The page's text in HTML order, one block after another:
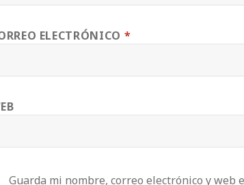
ELECTRÓNICO *
Guarda mi nombre, correo electrónico y web